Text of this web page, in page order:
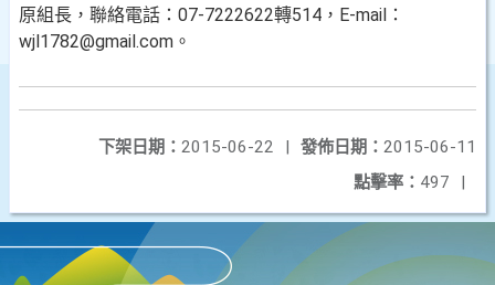
原組長，聯絡電話：07-7222622轉514，E-mail：
wjl1782@gmail.com。
發佈日期： 2015-06-11
下架日期： 2015-06-22
|
點擊率： 497 |